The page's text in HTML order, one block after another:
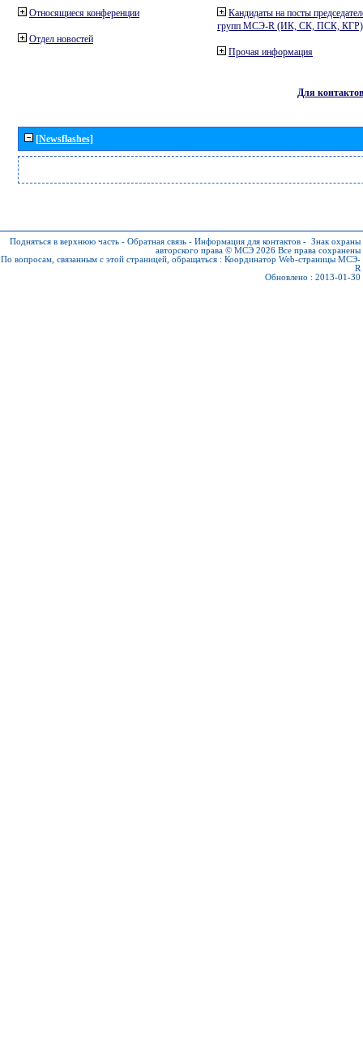
Относящиеся конференции
Отдел новостей
Кандидаты на посты
групп МСЭ-R (ИК, СК, ПСК, КГР)
Прочая информация
Для контактов
[Newsflashes]
Подняться в верхнюю часть - Обратная связь - Информация для контактов - Знак охраны
авторского права © МСЭ 2026 Все права сохранены
По вопросам, связанным с этой страницей, обращаться : Координатор Web-страницы МСЭ-
R
Обновлено : 2013-01-30